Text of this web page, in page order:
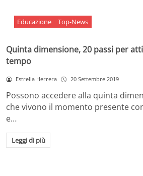
Educazione Top-News
Quinta dimensione, 20 passi per
tempo
Estrella Herrera 20 Settembre 2019
Possono accedere alla quinta
che vivono il momento presente
e…
Leggi di più